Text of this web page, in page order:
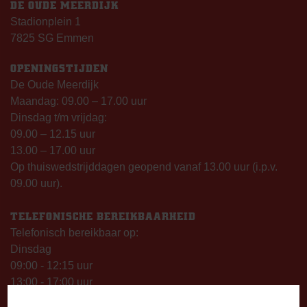
DE OUDE MEERDIJK
Stadionplein 1
7825 SG Emmen
OPENINGSTIJDEN
De Oude Meerdijk
Maandag: 09.00 – 17.00 uur
Dinsdag t/m vrijdag:
09.00 – 12.15 uur
13.00 – 17.00 uur
Op thuiswedstrijddagen geopend vanaf 13.00 uur (i.p.v.
09.00 uur).
TELEFONISCHE BEREIKBAARHEID
Telefonisch bereikbaar op:
Dinsdag
09:00 - 12:15 uur
13:00 - 17:00 uur